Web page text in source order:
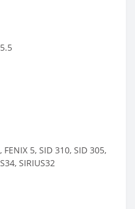
5, SID 310, SID 305,
SIRIUS32